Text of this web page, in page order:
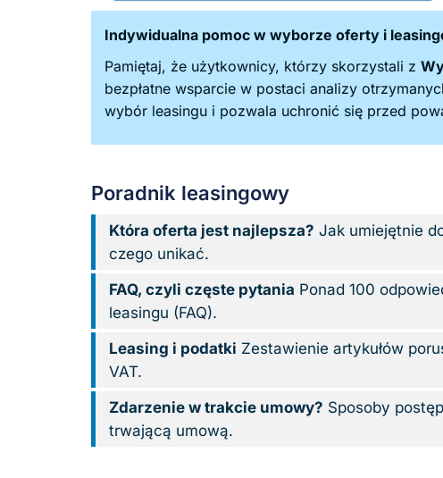
Indywidualna pomoc w wyborze oferty i
Pamiętaj, że użytkownicy, którzy skorzystali z
bezpłatne wsparcie w postaci analizy
wybór leasingu i pozwala uchronić się przed
Poradnik leasingowy
Która oferta jest najlepsza? Jak umiejętnie
czego unikać.
FAQ, czyli częste pytania Ponad 100
leasingu (FAQ).
Leasing i podatki Zestawienie artykułów
VAT.
Zdarzenie w trakcie umowy? Sposoby
trwającą umową.